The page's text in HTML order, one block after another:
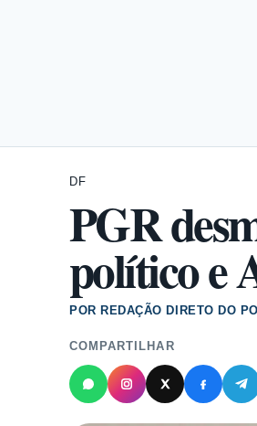
DF
PGR
político e
POR REDAÇÃO DIRETO DO
COMPARTILHAR